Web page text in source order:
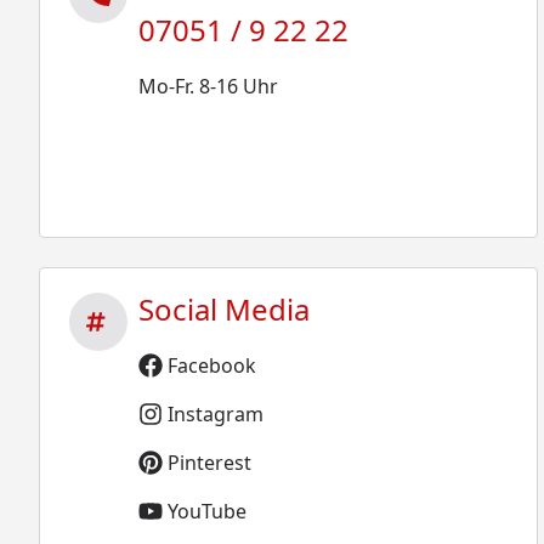
07051 / 9 22 22
Mo-Fr. 8-16 Uhr
Social Media
Facebook
Instagram
Pinterest
YouTube